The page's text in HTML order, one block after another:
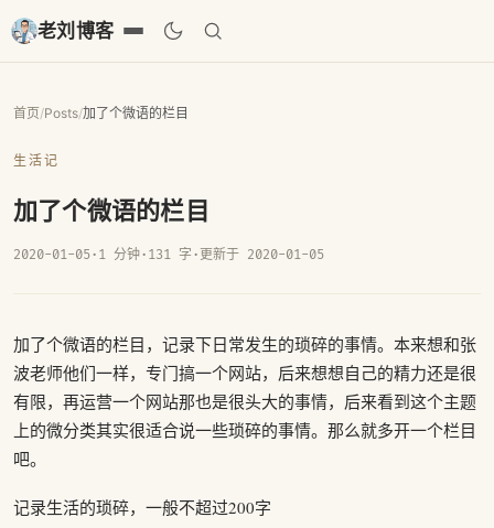
老刘博客
首页/Posts/加了个微语的栏目
生活记
加了个微语的栏目
2020-01-05· 1 分钟· 131 字 · 更新于 2020-01-05
加了个微语的栏目，记录下日常发生的琐碎的事情。本来想和张
波老师他们一样，专门搞一个网站，后来想想自己的精力还是很
有限，再运营一个网站那也是很头大的事情，后来看到这个主题
上的微分类其实很适合说一些琐碎的事情。那么就多开一个栏目
吧。
记录生活的琐碎，一般不超过200字